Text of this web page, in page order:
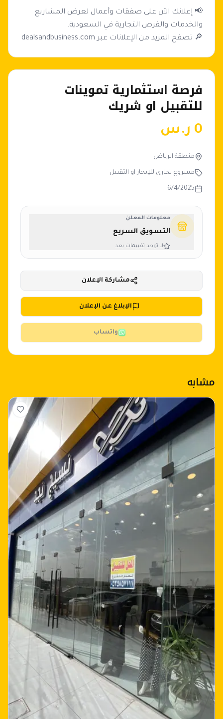
📢 إعلانك الآن على صفقات وأعمال لعرض المشاريع
🔎 تصفح المزيد من الإعلانات عبر dealsandbusiness.com
فرصة استثمارية تموينات
للتقبيل او شريك
0 ر.س
منطقة الرياض
مشروع تجاري للإيجار او التقبيل
6/4/2025
معلومات المعلن
التسويق السريع
لا توجد تقييمات بعد
مشاركة الإعلان
الإبلاغ عن الإعلان
واتساب
مشابه